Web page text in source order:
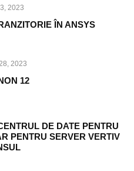
2023
ÎN ANSYS
2023
12
DE DATE PENTRU
PENTRU SERVER VERTIV